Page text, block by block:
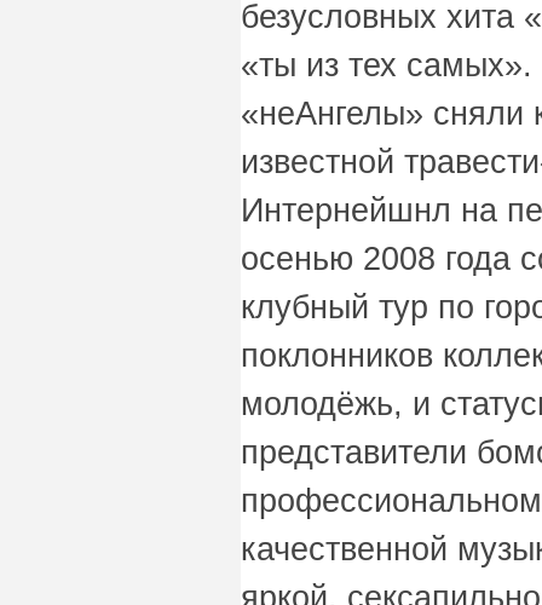
безусловных
«ты из тех самых».
«неАнгелы» сняли
известной
Интернейшнл на
осенью 2008 года
клубный тур по
поклонников
молодёжь, и
представители
качественной
яркой,